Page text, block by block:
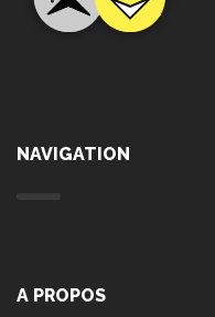
NAVIGATION
A PROPOS